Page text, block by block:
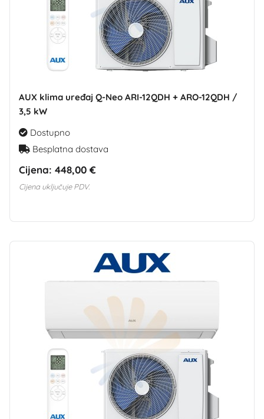
AUX klima uređaj Q-Neo ARI-12QDH + ARO-12QDH /
3,5 kW
Dostupno
Besplatna dostava
Cijena: 448,00 €
Cijena uključuje PDV.